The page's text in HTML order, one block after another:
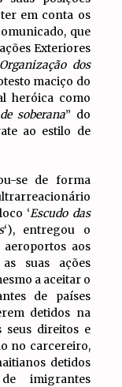
em conta os
que
Exteriores
Organização dos
maciço do
heróica como
soberana” do
ao estilo de
se de forma
‘Escudo das
‘), entregou o
aos
suas ações
a aceitar o
de países
detidos na
seus direitos e
no carcereiro,
detidos
imigrantes